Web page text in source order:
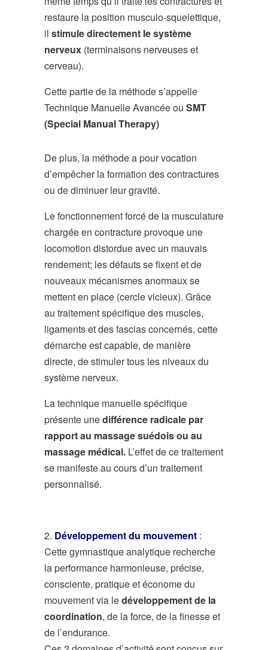
restaure la position musculo-squelettique,
il stimule directement le système
nerveux (terminaisons nerveuses et
cerveau).
Cette partie de la méthode s’appelle
Technique Manuelle Avancée ou SMT
(Special Manual Therapy)
De plus, la méthode a pour vocation
d’empêcher la formation des contractures
ou de diminuer leur gravité.
Le fonctionnement forcé de la musculature
chargée en contracture provoque une
locomotion distordue avec un mauvais
rendement; les défauts se fixent et de
nouveaux mécanismes anormaux se
mettent en place (cercle vicieux). Grâce
au traitement spécifique des muscles,
ligaments et des fascias concernés, cette
démarche est capable, de manière
directe, de stimuler tous les niveaux du
système nerveux.
La technique manuelle spécifique
présente unedifférence radicale par
rapport au massage suédois ou au
massage médical. L’effet de ce traitement
se manifeste au cours d’un traitement
personnalisé.
2. Développement du mouvement :
Cette gymnastique analytique recherche
la performance harmonieuse, précise,
consciente, pratique et économe du
mouvement via ledéveloppement de la
coordination, de la force, de la finesse et
de l’endurance.